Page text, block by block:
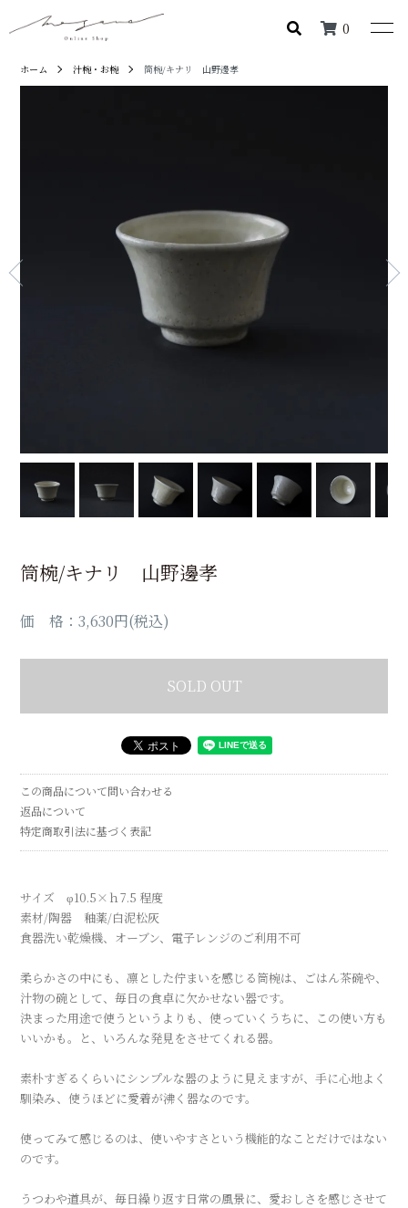
0
ホーム 汁椀・お椀 筒椀/キナリ 山野邊孝
筒椀/キナリ 山野邊孝
サイズ φ10.5×ｈ7.5 程度
素材/陶器 釉薬/白泥松灰
食器洗い乾燥機、オーブン、電子レンジのご利用不可
柔らかさの中にも、凛とした佇まいを感じる筒椀は、ごはん茶碗や、
汁物の碗として、毎日の食卓に欠かせない器です。
決まった用途で使うというよりも、使っていくうちに、この使い方も
いいかも。と、いろんな発見をさせてくれる器。
素朴すぎるくらいにシンプルな器のように見えますが、手に心地よく
馴染み、使うほどに愛着が沸く器なのです。
使ってみて感じるのは、使いやすさという機能的なことだけではない
のです。
うつわや道具が、毎日繰り返す日常の風景に、愛おしさを感じさせて
価 格：3,630円(税込)
SOLD OUT
この商品について問い合わせる
返品について
特定商取引法に基づく表記